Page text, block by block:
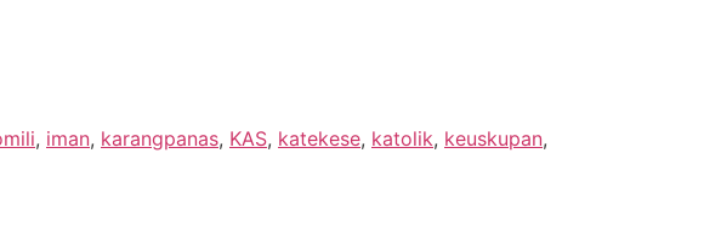
, iman, karangpanas, KAS, katekese, katolik, keuskupan,